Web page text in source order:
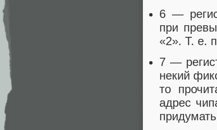
6 —
при
«2». Т. е.
7 —
некий
то
адрес